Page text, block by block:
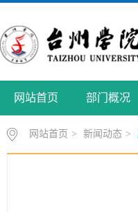
网站首页 部门概况
网站首页 > 新闻动态 >